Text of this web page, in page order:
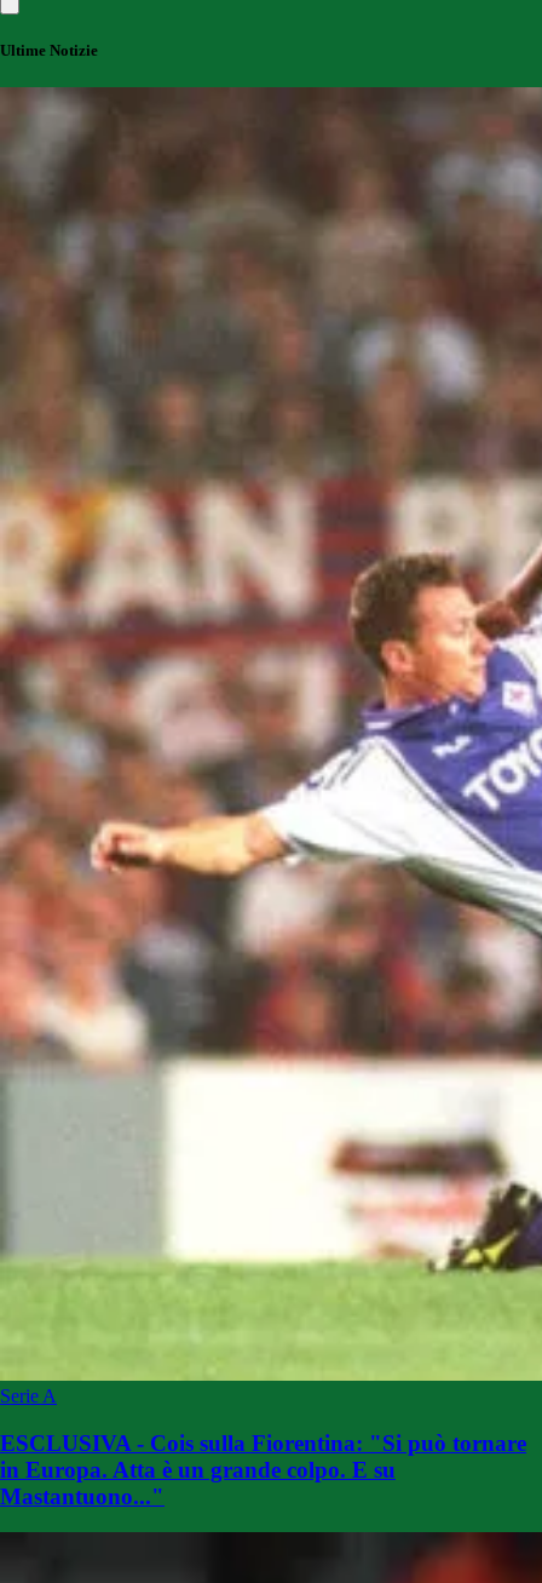
Ultime Notizie
Serie A
ESCLUSIVA - Cois sulla Fiorentina: "Si può tornare
in Europa. Atta è un grande colpo. E su
Mastantuono..."